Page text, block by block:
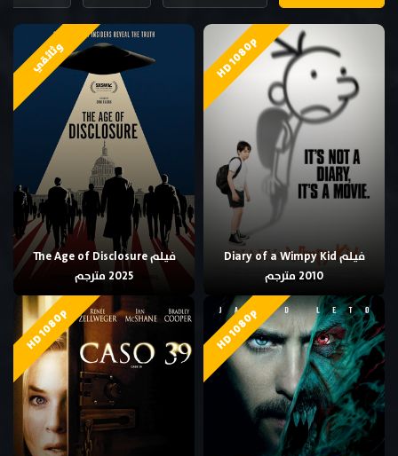
HD 1080p
فيلم Diary of a Wimpy Kid
2010 مترجم
وثائقي
فيلم The Age of Disclosure
2025 مترجم
HD 1080p
HD 1080p